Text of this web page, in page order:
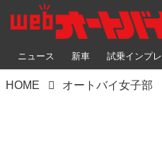
ニュース 新車 試乗インプレ
HOME オートバイ女子部